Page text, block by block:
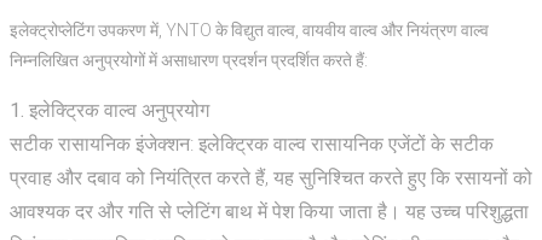
इलेक्ट्रोप्लेटिंग उपकरण में, YNTO के विद्युत वाल्व, वायवीय वाल्व और नियंत्रण वाल्व
निम्नलिखित अनुप्रयोगों में असाधारण प्रदर्शन प्रदर्शित करते हैं:
1. इलेक्ट्रिक वाल्व अनुप्रयोग
सटीक रासायनिक इंजेक्शन: इलेक्ट्रिक वाल्व रासायनिक एजेंटों के सटीक
प्रवाह और दबाव को नियंत्रित करते हैं, यह सुनिश्चित करते हुए कि रसायनों को
आवश्यक दर और गति से प्लेटिंग बाथ में पेश किया जाता है। यह उच्च परिशुद्धता